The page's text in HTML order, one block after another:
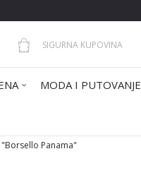
SIGURNA KUPOVINA
MODA I PUTOVANJE
Panama"